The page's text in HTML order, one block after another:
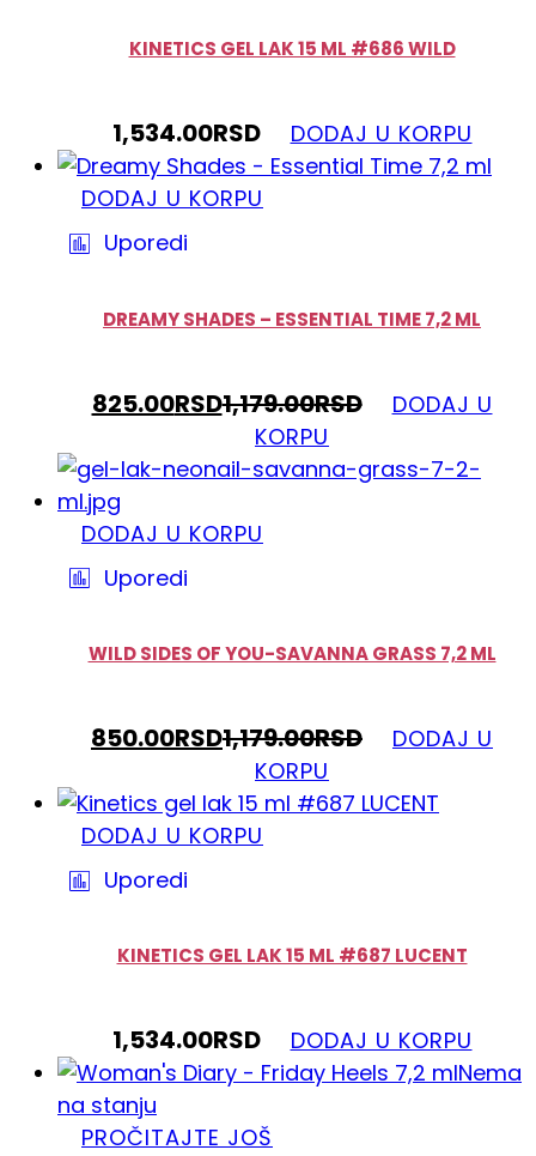
KINETICS GEL LAK 15 ML #686 WILD
1,534.00RSD DODAJ U KORPU
DODAJ U KORPU
Uporedi
DREAMY SHADES – ESSENTIAL TIME 7,2 ML
825.00RSD1,179.00RSD
DODAJ U
KORPU
DODAJ U KORPU
Uporedi
WILD SIDES OF YOU-SAVANNA GRASS 7,2 ML
850.00RSD1,179.00RSD
DODAJ U
KORPU
DODAJ U KORPU
Uporedi
KINETICS GEL LAK 15 ML #687 LUCENT
1,534.00RSD
DODAJ U KORPU
Nema
na stanju
PROČITAJTE JOŠ